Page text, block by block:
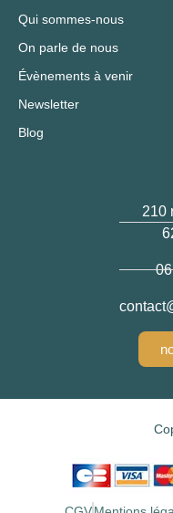
Qui sommes-nous
On parle de nous
Évènements à venir
Newsletter
Blog
210
contact